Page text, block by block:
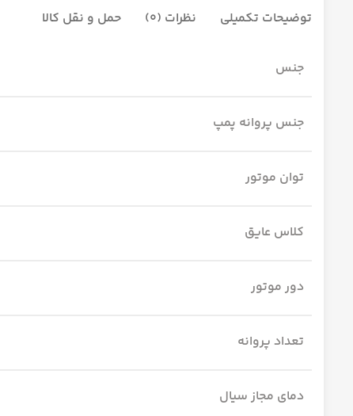
توضیحات تکمیلی نظرات (0) حمل و نقل کالا
جنس
جنس پروانه پمپ
توان موتور
کلاس عایق
دور موتور
تعداد پروانه
دمای مجاز سیال